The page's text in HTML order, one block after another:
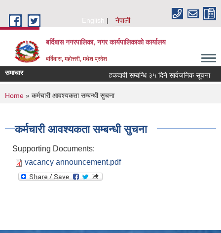
English
नेपाली
बर्दिबास नगरपालिका, नगर कार्यपालिकाको कार्यालय
बर्दिवास, महोत्तरी, मधेश प्रदेश
समाचार हकदावी सम्बन्धि ३५ दिने सार्वजनिक सूचना
You are here
Home » कर्मचारी आवश्यकता सम्बन्धी सुचना
कर्मचारी आवश्यकता सम्बन्धी सुचना
Supporting Documents:
vacancy announcement.pdf